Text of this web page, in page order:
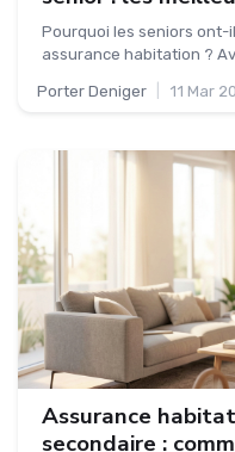
Pourquoi les seniors ont-
assurance habitation ?
Porter Deniger 11 Mar
Assurance
secondaire :